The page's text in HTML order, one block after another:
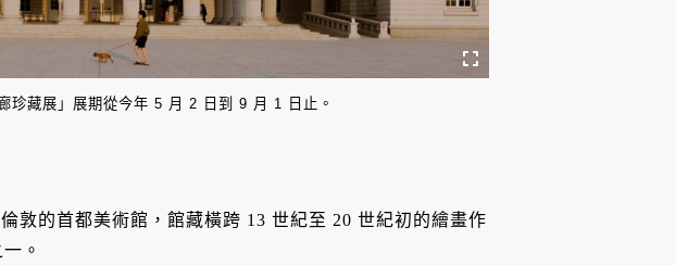
珍藏展」展期從今年 5 月 2 日到 9 月 1 日止。
敦的首都美術館，館藏橫跨 13 世紀至 20 世紀初的繪畫作
。